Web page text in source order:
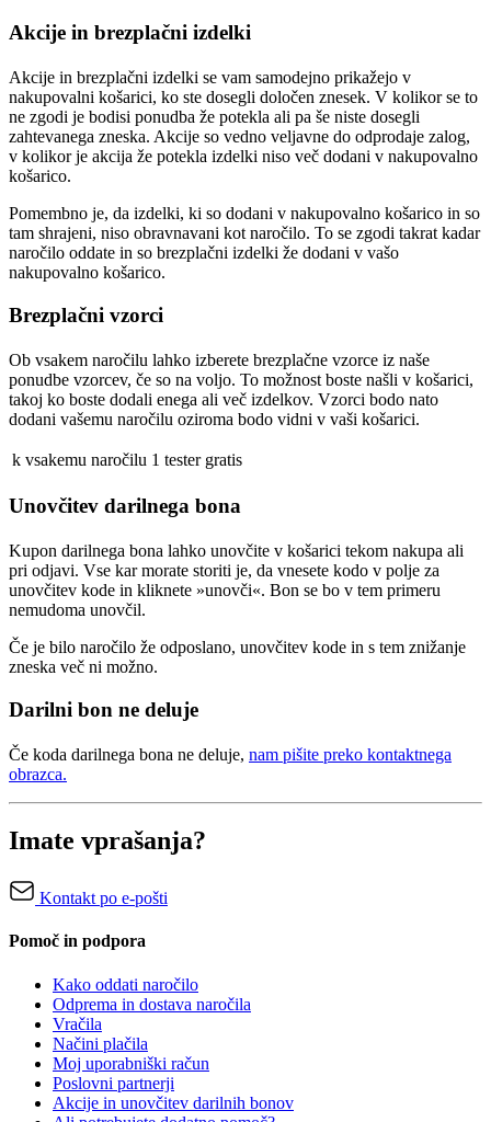
Akcije in brezplačni izdelki
Akcije in brezplačni izdelki se vam samodejno prikažejo v
nakupovalni košarici, ko ste dosegli določen znesek. V kolikor se to
ne zgodi je bodisi ponudba že potekla ali pa še niste dosegli
zahtevanega zneska. Akcije so vedno veljavne do odprodaje zalog,
v kolikor je akcija že potekla izdelki niso več dodani v nakupovalno
košarico.
Pomembno je, da izdelki, ki so dodani v nakupovalno košarico in so
tam shrajeni, niso obravnavani kot naročilo. To se zgodi takrat kadar
naročilo oddate in so brezplačni izdelki že dodani v vašo
nakupovalno košarico.
Brezplačni vzorci
Ob vsakem naročilu lahko izberete brezplačne vzorce iz naše
ponudbe vzorcev, če so na voljo. To možnost boste našli v košarici,
takoj ko boste dodali enega ali več izdelkov. Vzorci bodo nato
dodani vašemu naročilu oziroma bodo vidni v vaši košarici.
k vsakemu naročilu 1 tester gratis
Unovčitev darilnega bona
Kupon darilnega bona lahko unovčite v košarici tekom nakupa ali
pri odjavi. Vse kar morate storiti je, da vnesete kodo v polje za
unovčitev kode in kliknete »unovči«. Bon se bo v tem primeru
nemudoma unovčil.
Če je bilo naročilo že odposlano, unovčitev kode in s tem znižanje
zneska več ni možno.
Darilni bon ne deluje
Če koda darilnega bona ne deluje, nam pišite preko kontaktnega
obrazca.
Imate vprašanja?
Kontakt po e-pošti
Pomoč in podpora
Kako oddati naročilo
Odprema in dostava naročila
Vračila
Načini plačila
Moj uporabniški račun
Poslovni partnerji
Akcije in unovčitev darilnih bonov